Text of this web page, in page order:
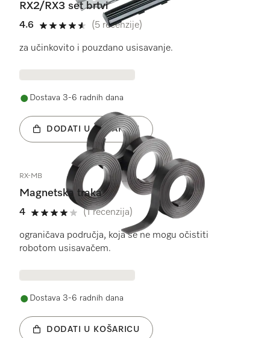
RX2/RX3 set brtvi
4.6
4.6 od 5
(5 recenzije)
za učinkovito i pouzdano usisavanje.
Dostava 3-6 radnih dana
DODATI U KOŠARICU
RX-MB
Magnetska traka
4
4 od 5
(1 recenzija)
ograničava područja, koja se ne mogu očistiti
robotom usisavačem.
Dostava 3-6 radnih dana
DODATI U KOŠARICU